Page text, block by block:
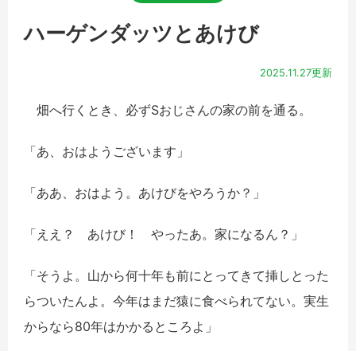
ハーゲンダッツとあけび
2025.11.27更新
畑へ行くとき、必ずSおじさんの家の前を通る。
「あ、おはようございます」
「ああ、おはよう。あけびをやろうか？」
「ええ？ あけび！ やったあ。家になるん？」
「そうよ。山から何十年も前にとってきて挿しとった
らついたんよ。今年はまだ猿に食べられてない。実生
からなら80年はかかるところよ」